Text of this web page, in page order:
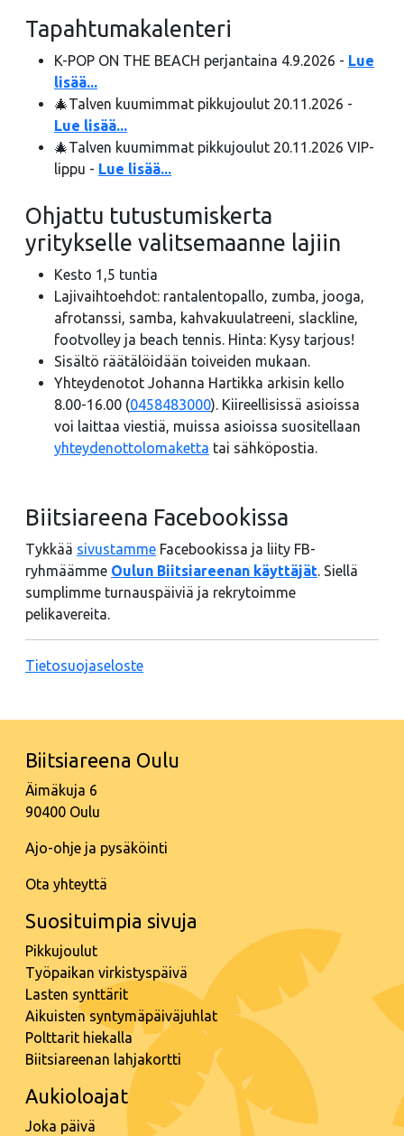
Tapahtumakalenteri
K-POP ON THE BEACH perjantaina 4.9.2026 - Lue
lisää...
🎄Talven kuumimmat pikkujoulut 20.11.2026 -
Lue lisää...
🎄Talven kuumimmat pikkujoulut 20.11.2026 VIP-
lippu - Lue lisää...
Ohjattu tutustumiskerta
yritykselle valitsemaanne lajiin
Kesto 1,5 tuntia
Lajivaihtoehdot: rantalentopallo, zumba, jooga,
afrotanssi, samba, kahvakuulatreeni, slackline,
footvolley ja beach tennis. Hinta: Kysy tarjous!
Sisältö räätälöidään toiveiden mukaan.
Yhteydenotot Johanna Hartikka arkisin kello
8.00-16.00 (0458483000). Kiireellisissä asioissa
voi laittaa viestiä, muissa asioissa suositellaan
yhteydenottolomaketta tai sähköpostia.
Biitsiareena Facebookissa
Tykkää sivustamme Facebookissa ja liity FB-
ryhmäämme Oulun Biitsiareenan käyttäjät. Siellä
sumplimme turnauspäiviä ja rekrytoimme
pelikavereita.
Tietosuojaseloste
Biitsiareena Oulu
Äimäkuja 6
90400 Oulu
Ajo-ohje ja pysäköinti
Ota yhteyttä
Suosituimpia sivuja
Pikkujoulut
Työpaikan virkistyspäivä
Lasten synttärit
Aikuisten syntymäpäiväjuhlat
Polttarit hiekalla
Biitsiareenan lahjakortti
Aukioloajat
Joka päivä